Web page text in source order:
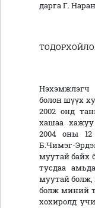
дарга Г.
болон шүүх
2002 онд
хашаа
2004 оны
Б.Чимэг-
муутай байх
тусдаа
муутай болж,
болж миний
хохиролд